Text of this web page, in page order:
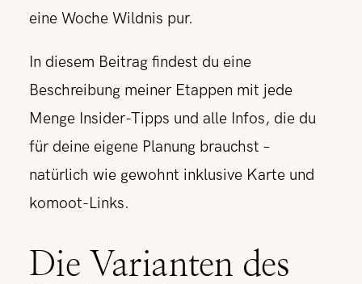
eine Woche Wildnis pur.
In diesem Beitrag findest du eine
Beschreibung meiner Etappen mit jede
Menge Insider-Tipps und alle Infos, die du
für deine eigene Planung brauchst –
natürlich wie gewohnt inklusive Karte und
komoot-Links.
Die Varianten des